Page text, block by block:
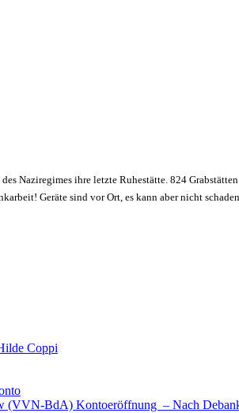
Naziregimes ihre letzte Ruhestätte. 824
Geräte sind vor Ort, es kann aber nicht
Coppi
(VVN-BdA) Kontoeröffnung – Nach